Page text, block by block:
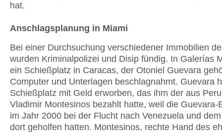
hat.
Anschlagsplanung in Miami
Bei einer Durchsuchung verschiedener Immobilien
wurden Kriminalpolizei und Disip fündig. In Galerías
ein Schießplatz in Caracas, der Otoniel Guevara
Computer und Unterlagen beschlagnahmt. Guevara
Schießplatz mit Geld erworben, das ihm der aus
Vladimir Montesinos bezahlt hatte, weil die Guevara-
im Jahr 2000 bei der Flucht nach Venezuela und
dort geholfen hatten. Montesinos, rechte Hand des